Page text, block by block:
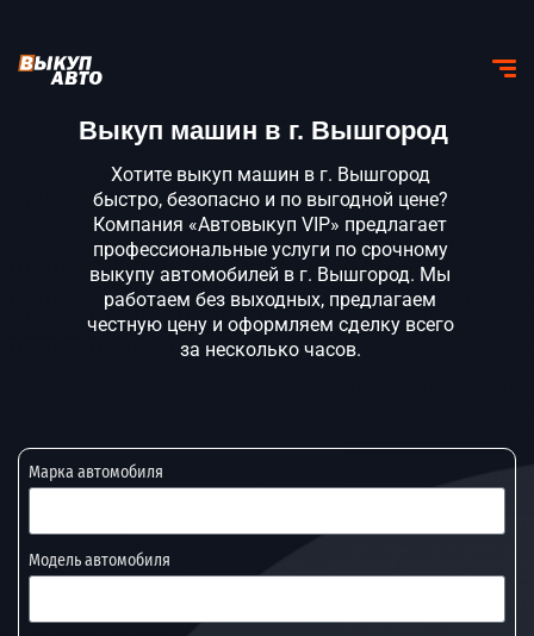
Выкуп машин в г. Вышгород
Хотите выкуп машин в г. Вышгород
быстро, безопасно и по выгодной цене?
Компания «Автовыкуп VIP» предлагает
профессиональные услуги по срочному
выкупу автомобилей в г. Вышгород. Мы
работаем без выходных, предлагаем
честную цену и оформляем сделку всего
за несколько часов.
Марка автомобиля
Модель автомобиля